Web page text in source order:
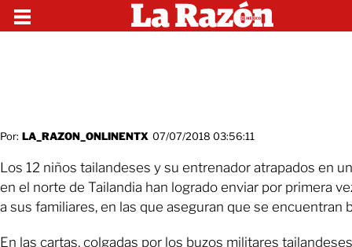
Por: LA_RAZON_ONLINENTX 07/07/2018 03:56:11
Los 12 niños tailandeses y su entrenador atrapados en
en el norte de Tailandia han logrado enviar por primera
a sus familiares, en las que aseguran que se encuentran
En las cartas, colgadas por los buzos militares